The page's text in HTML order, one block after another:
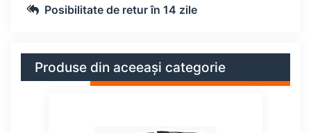
Posibilitate de retur în 14 zile
Produse din aceeași categorie